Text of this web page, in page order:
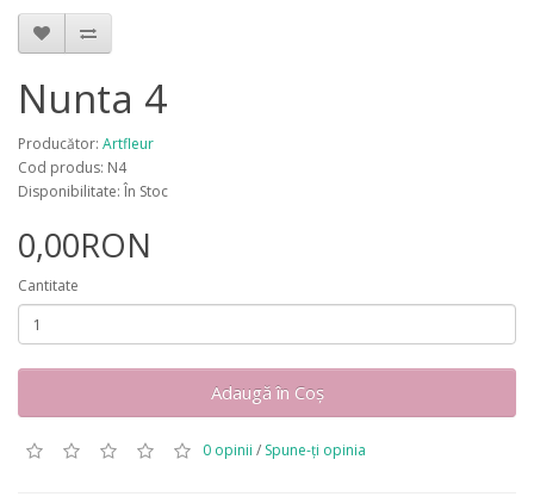
Nunta 4
Producător: Artfleur
Cod produs: N4
Disponibilitate: În Stoc
0,00RON
Cantitate
Adaugă în Coş
0 opinii / Spune-ţi opinia